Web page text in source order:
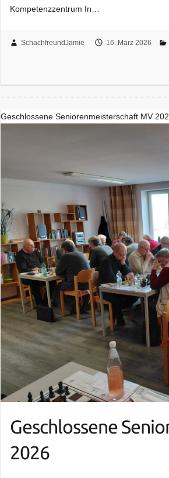
Kompetenzzentrum In…
SchachfreundJamie 16. März 2026
Geschlossene Seniorenmeisterschaft MV
Geschlossene
2026